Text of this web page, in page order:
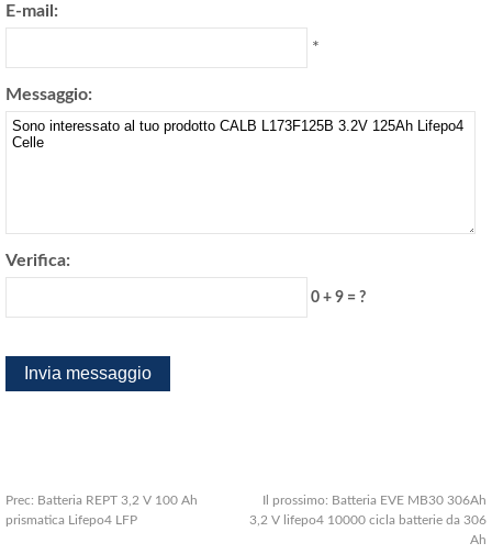
E-mail:
*
Messaggio:
Verifica:
0 + 9 = ?
Prec: Batteria REPT 3,2 V 100 Ah
prismatica Lifepo4 LFP
Il prossimo: Batteria EVE MB30 306Ah
3,2 V lifepo4 10000 cicla batterie da 306
Ah